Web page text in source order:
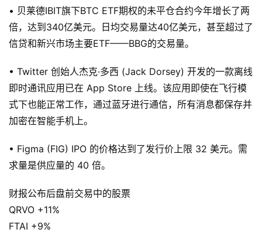
• 贝莱德IBIT旗下BTC ETF期权的未平仓合约今年增长了两
倍，达到340亿美元。日均交易量达40亿美元，甚至超过了
信贷和新兴市场主要ETF——BBG的交易量。
• Twitter 创始人杰克·多西 (Jack Dorsey) 开发的一款离线
即时通讯应用已在 App Store 上线。该应用即使在飞行模
式下也能正常工作，通过蓝牙进行通信，所有消息都保存并
加密在智能手机上。
• Figma (FIG) IPO 的价格达到了发行价上限 32 美元。需
求量是供应量的 40 倍。
财报公布后盘前交易中的股票
QRVO +11%
FTAI +9%